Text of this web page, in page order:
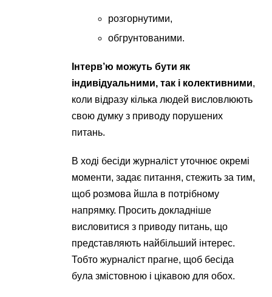
розгорнутими,
обгрунтованими.
Інтерв’ю можуть бути як
індивідуальними, так і колективними,
коли відразу кілька людей висловлюють
свою думку з приводу порушених
питань.
В ході бесіди журналіст уточнює окремі
моменти, задає питання, стежить за тим,
щоб розмова йшла в потрібному
напрямку. Просить докладніше
висловитися з приводу питань, що
представляють найбільший інтерес.
Тобто журналіст прагне, щоб бесіда
була змістовною і цікавою для обох.